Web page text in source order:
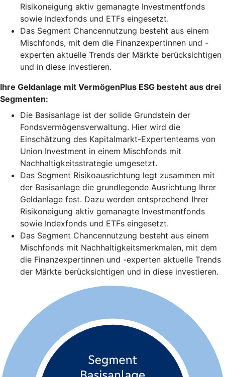
Risikoneigung aktiv gemanagte Investmentfonds
sowie Indexfonds und ETFs eingesetzt.
Das Segment Chancennutzung besteht aus einem
Mischfonds, mit dem die Finanzexpertinnen und -
experten aktuelle Trends der Märkte berücksichtigen
und in diese investieren.
Ihre Geldanlage mit VermögenPlus ESG besteht aus drei
Segmenten:
Die Basisanlage ist der solide Grundstein der
Fondsvermögensverwaltung. Hier wird die
Einschätzung des Kapitalmarkt-Expertenteams von
Union Investment in einem Mischfonds mit
Nachhaltigkeitsstrategie umgesetzt.
Das Segment Risikoausrichtung legt zusammen mit
der Basisanlage die grundlegende Ausrichtung Ihrer
Geldanlage fest. Dazu werden entsprechend Ihrer
Risikoneigung aktiv gemanagte Investmentfonds
sowie Indexfonds und ETFs eingesetzt.
Das Segment Chancennutzung besteht aus einem
Mischfonds mit Nachhaltigkeitsmerkmalen, mit dem
die Finanzexpertinnen und -experten aktuelle Trends
der Märkte berücksichtigen und in diese investieren.